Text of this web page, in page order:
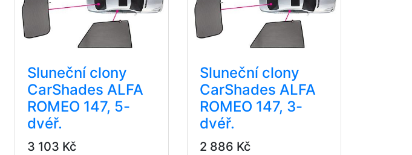
Sluneční clony
CarShades ALFA
ROMEO 147, 5-
dvéř.
3 103 Kč
Sluneční clony
CarShades ALFA
ROMEO 147, 3-
dvéř.
2 886 Kč